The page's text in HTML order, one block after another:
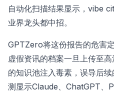
自动化扫描结果显示，vibe
业界龙头都中招。
GPTZero将这份报告的危害
虚假资讯的档案一旦上传至
的知识池注入毒素，误导后
测显示Claude、ChatGPT、